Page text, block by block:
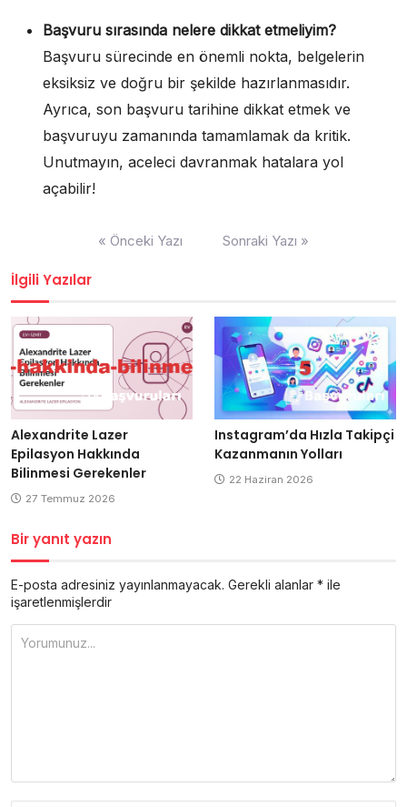
Başvuru sırasında nelere dikkat etmeliyim?
Başvuru sürecinde en önemli nokta, belgelerin
eksiksiz ve doğru bir şekilde hazırlanmasıdır.
Ayrıca, son başvuru tarihine dikkat etmek ve
başvuruyu zamanında tamamlamak da kritik.
Unutmayın, aceleci davranmak hatalara yol
açabilir!
« Önceki Yazı Sonraki Yazı »
İlgili Yazılar
Alexandrite Lazer
Epilasyon Hakkında
Bilinmesi Gerekenler
27 Temmuz 2026
Instagram’da Hızla Takipçi
Kazanmanın Yolları
22 Haziran 2026
Bir yanıt yazın
E-posta adresiniz yayınlanmayacak. Gerekli alanlar * ile
işaretlenmişlerdir